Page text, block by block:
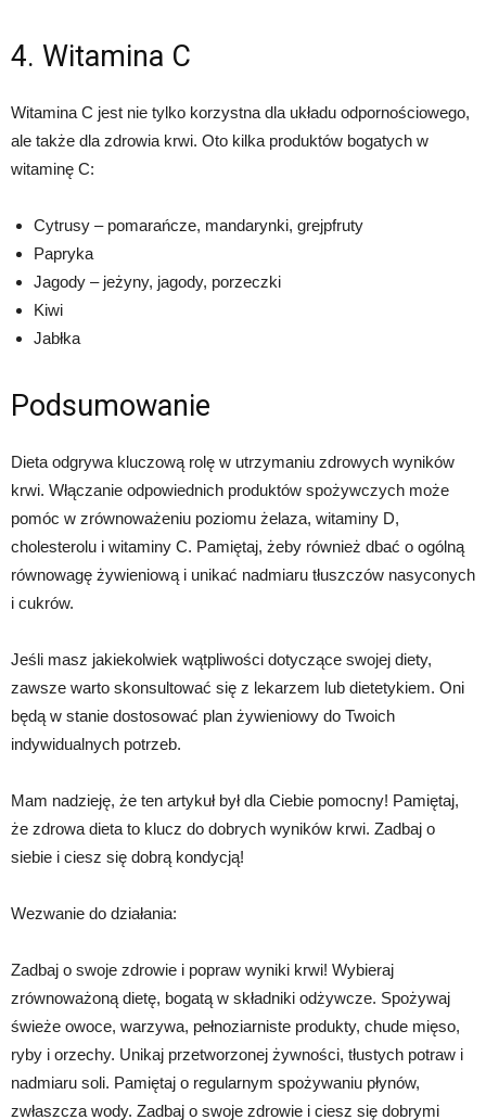
4. Witamina C
Witamina C jest nie tylko korzystna dla układu odpornościowego,
ale także dla zdrowia krwi. Oto kilka produktów bogatych w
witaminę C:
Cytrusy – pomarańcze, mandarynki, grejpfruty
Papryka
Jagody – jeżyny, jagody, porzeczki
Kiwi
Jabłka
Podsumowanie
Dieta odgrywa kluczową rolę w utrzymaniu zdrowych wyników
krwi. Włączanie odpowiednich produktów spożywczych może
pomóc w zrównoważeniu poziomu żelaza, witaminy D,
cholesterolu i witaminy C. Pamiętaj, żeby również dbać o ogólną
równowagę żywieniową i unikać nadmiaru tłuszczów nasyconych
i cukrów.
Jeśli masz jakiekolwiek wątpliwości dotyczące swojej diety,
zawsze warto skonsultować się z lekarzem lub dietetykiem. Oni
będą w stanie dostosować plan żywieniowy do Twoich
indywidualnych potrzeb.
Mam nadzieję, że ten artykuł był dla Ciebie pomocny! Pamiętaj,
że zdrowa dieta to klucz do dobrych wyników krwi. Zadbaj o
siebie i ciesz się dobrą kondycją!
Wezwanie do działania:
Zadbaj o swoje zdrowie i popraw wyniki krwi! Wybieraj
zrównoważoną dietę, bogatą w składniki odżywcze. Spożywaj
świeże owoce, warzywa, pełnoziarniste produkty, chude mięso,
ryby i orzechy. Unikaj przetworzonej żywności, tłustych potraw i
nadmiaru soli. Pamiętaj o regularnym spożywaniu płynów,
zwłaszcza wody. Zadbaj o swoje zdrowie i ciesz się dobrymi